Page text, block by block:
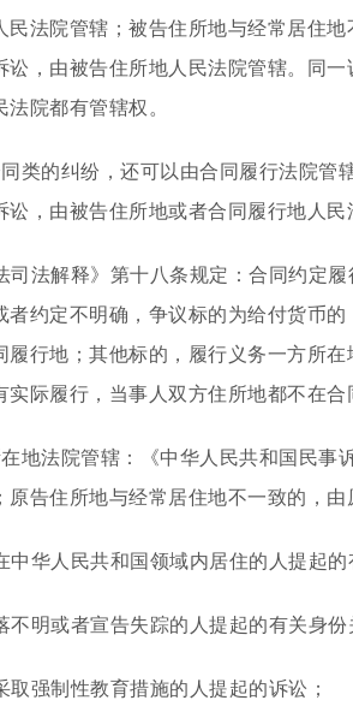
民法院管辖；被告住所地与经常居住
讼，由被告住所地人民法院管辖。同
法院都有管辖权。
类的纠纷，还可以由合同履行法院管
讼，由被告住所地或者合同履行地人民
司法解释》第十八条规定：合同约定
者约定不明确，争议标的为给付货币
履行地；其他标的，履行义务一方所
实际履行，当事人双方住所地都不在
地法院管辖：《中华人民共和国民事
原告住所地与经常居住地不一致的，由
中华人民共和国领域内居住的人提起的
不明或者宣告失踪的人提起的有关身份
取强制性教育措施的人提起的诉讼；